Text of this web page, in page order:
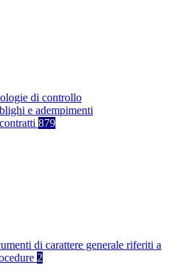
di controllo
e adempimenti
879
di carattere generale riferiti a
2